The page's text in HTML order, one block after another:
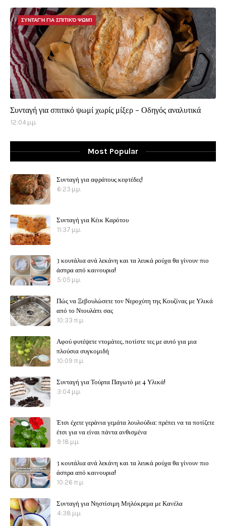
ΣΥΝΤΑΓΉ ΓΙΑ ΣΠΙΤΙΚΌ ΨΩΜΊ
Συνταγή για σπιτικό ψωμί χωρίς μίξερ - Οδηγός αναλυτικά
12:04 μ.μ.
Most Popular
Συνταγή για αφράτους κεφτέδες!
6:23 μ.μ.
Συνταγή για Κέικ Καρότου
11:37 μ.μ.
3 κουτάλια ανά λεκάνη και τα λευκά ρούχα θα γίνουν πιο
άσπρα από καινουρια!
5:05 μ.μ.
Πώς να Ξεβουλώσετε τον Νεροχύτη της Κουζίνας με Υλικά
από το Ντουλάπι σας
10:33 π.μ.
Αφού φυτέψετε ντομάτες, ποτίστε τες με αυτό για μια
πλούσια συγκομιδή
10:09 π.μ.
Συνταγή για Τούρτα Παγωτό με 4 Υλικά!
3:04 μ.μ.
Έτσι έχετε γεράνια γεμάτα λουλούδια: πρέπει να τα ποτίζετε
έτσι για να είναι πάντα ανθισμένα
9:18 μ.μ.
3 κουτάλια ανά λεκάνη και τα λευκά ρούχα θα γίνουν πιο
άσπρα από καινουρια!
10:26 π.μ.
Συνταγή για Νηστίσιμη Μηλόκρεμα με Κανέλα
4:38 μ.μ.